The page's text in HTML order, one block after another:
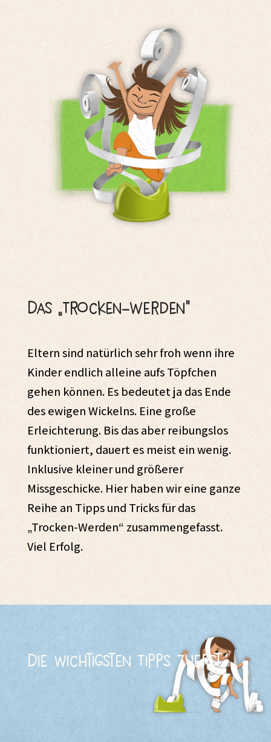
Das „Trocken-Werden“
Eltern sind natürlich sehr froh wenn ihre
Kinder endlich alleine aufs Töpfchen
gehen können. Es bedeutet ja das Ende
des ewigen Wickelns. Eine große
Erleichterung. Bis das aber reibungslos
funktioniert, dauert es meist ein wenig.
Inklusive kleiner und größerer
Missgeschicke. Hier haben wir eine ganze
Reihe an Tipps und Tricks für das
„Trocken-Werden“ zusammengefasst.
Viel Erfolg.
Die wichtigsten Tipps zuerst